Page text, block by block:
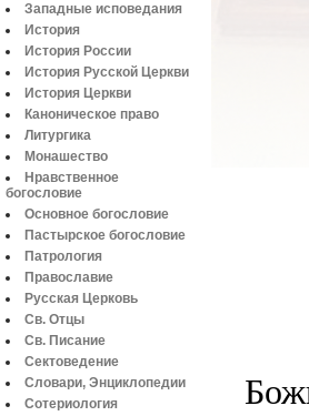
Западные исповедания
История
История России
История Русской Церкви
История Церкви
Каноническое право
Литургика
Монашество
Нравственное
богословие
Основное богословие
Пастырское богословие
Патрология
Православие
Русская Церковь
Св. Отцы
Св. Писание
Сектоведение
Словари, Энциклопедии
Сотериология